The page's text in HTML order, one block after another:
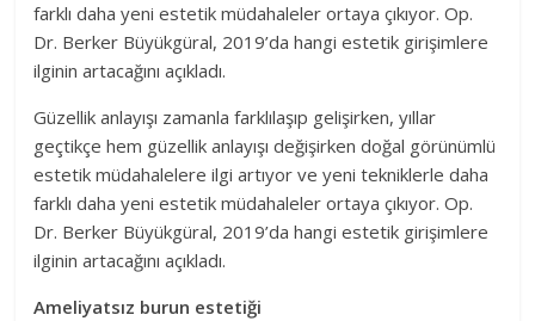
farklı daha yeni estetik müdahaleler ortaya çıkıyor. Op.
Dr. Berker Büyükgüral, 2019’da hangi estetik girişimlere
ilginin artacağını açıkladı.
Güzellik anlayışı zamanla farklılaşıp gelişirken, yıllar
geçtikçe hem güzellik anlayışı değişirken doğal görünümlü
estetik müdahalelere ilgi artıyor ve yeni tekniklerle daha
farklı daha yeni estetik müdahaleler ortaya çıkıyor. Op.
Dr. Berker Büyükgüral, 2019’da hangi estetik girişimlere
ilginin artacağını açıkladı.
Ameliyatsız burun estetiği